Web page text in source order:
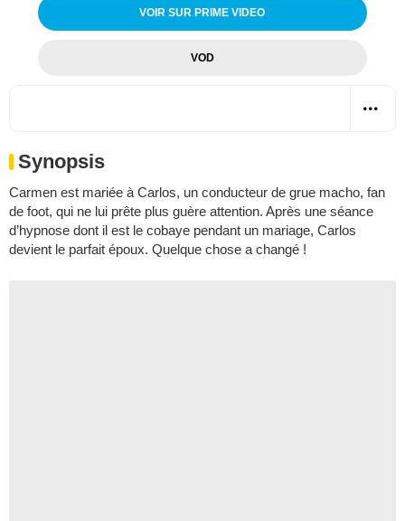
VOIR SUR PRIME VIDEO
VOD
Synopsis
Carmen est mariée à Carlos, un conducteur de grue macho, fan
de foot, qui ne lui prête plus guère attention. Après une séance
d’hypnose dont il est le cobaye pendant un mariage, Carlos
devient le parfait époux. Quelque chose a changé !